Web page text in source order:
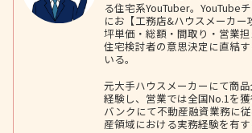
る住宅系YouTuber。YouTube
にお【工務店&ハウスメーカー
坪単価・総額・間取り・営業担
住宅検討者の意思決定に直結
いる。
元大手ハウスメーカーにて商
経験し、営業では全国No.1を
バンクにて不動産融資業務に
産領域における実務経験を有す